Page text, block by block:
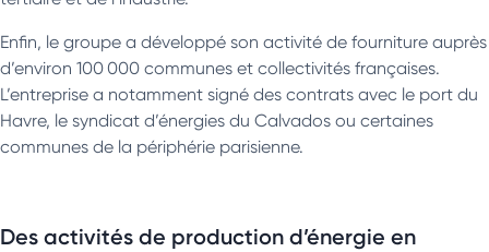
Enfin, le groupe a développé son activité de fourniture auprès
d’environ 100 000 communes et collectivités françaises.
L’entreprise a notamment signé des contrats avec le port du
Havre, le syndicat d’énergies du Calvados ou certaines
communes de la périphérie parisienne.
Des activités de production d’énergie en